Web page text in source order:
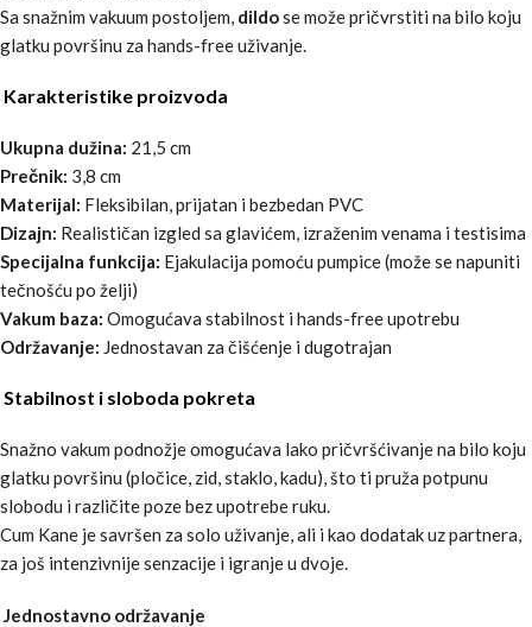
Sa snažnim vakuum postoljem, dildose može pričvrstiti na bilo koju
glatku površinu za hands-free uživanje.
Karakteristike proizvoda
Ukupna dužina: 21,5 cm
Prečnik: 3,8 cm
Materijal: Fleksibilan, prijatan i bezbedan PVC
Dizajn: Realističan izgled sa glavićem, izraženim venama i testisima
Specijalna funkcija: Ejakulacija pomoću pumpice (može se napuniti
tečnošću po želji)
Vakum baza: Omogućava stabilnost i hands-free upotrebu
Održavanje: Jednostavan za čišćenje i dugotrajan
Stabilnost i sloboda pokreta
Snažno vakum podnožje omogućava lako pričvršćivanje na bilo koju
glatku površinu (pločice, zid, staklo, kadu), što ti pruža potpunu
slobodu i različite poze bez upotrebe ruku.
Cum Kane je savršen za solo uživanje, ali i kao dodatak uz partnera,
za još intenzivnije senzacije i igranje u dvoje.
Jednostavno održavanje